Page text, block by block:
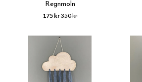
Regnmoln
175 kr350 kr